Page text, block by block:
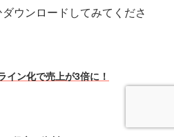
ウンロードしてみてくださ
イン化で売上が3倍に！